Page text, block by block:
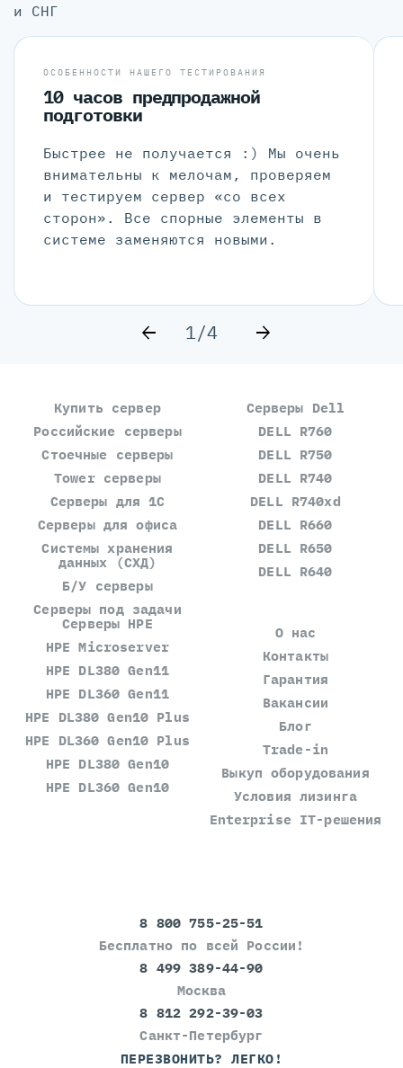
и СНГ
ОСОБЕННОСТИ НАШЕГО ТЕСТИРОВАНИЯ
10 часов предпродажной
подготовки
Быстрее не получается :) Мы очень
внимательны к мелочам, проверяем
и тестируем сервер «со всех
сторон». Все спорные элементы в
системе заменяются новыми.
1/4
Купить сервер
Российские серверы
Стоечные серверы
Tower серверы
Серверы для 1С
Серверы для офиса
Системы хранения
данных (СХД)
Б/У серверы
Серверы под задачи
Серверы Dell
DELL R760
DELL R750
DELL R740
DELL R740xd
DELL R660
DELL R650
DELL R640
Серверы HPE
HPE Microserver
HPE DL380 Gen11
HPE DL360 Gen11
HPE DL380 Gen10 Plus
HPE DL360 Gen10 Plus
HPE DL380 Gen10
HPE DL360 Gen10
О нас
Контакты
Гарантия
Вакансии
Блог
Trade-in
Выкуп оборудования
Условия лизинга
Enterprise IT-решения
8 800 755-25-51
Бесплатно по всей России!
8 499 389-44-90
Москва
8 812 292-39-03
Санкт-Петербург
ПЕРЕЗВОНИТЬ? ЛЕГКО!